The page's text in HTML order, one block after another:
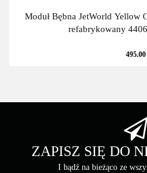
Moduł Bębna JetWorld Yellow
refabrykowany
495.00
ZAPISZ SIĘ DO
I bądź na bieżąco ze